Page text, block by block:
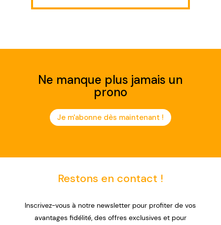
Ne manque plus jamais un
prono
Je m'abonne dès maintenant !
Restons en contact !
Inscrivez-vous à notre newsletter pour profiter de vos
avantages fidélité, des offres exclusives et pour